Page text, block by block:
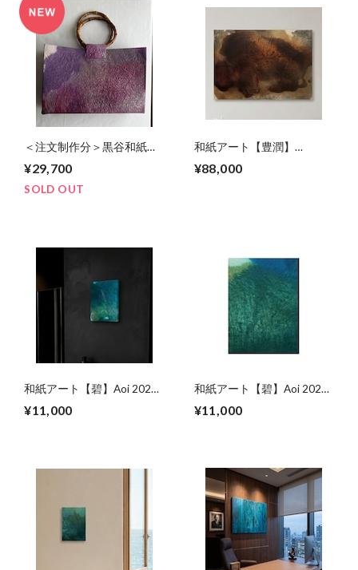
＜注文制作分＞黒谷和紙の
¥29,700
SOLD OUT
和紙アート【豊潤】
¥88,000
和紙アート【碧】Aoi 2022
¥11,000
和紙アート【碧】Aoi 2022
¥11,000